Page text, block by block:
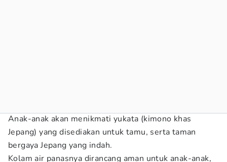
Anak-anak akan menikmati yukata (kimono khas
Jepang) yang disediakan untuk tamu, serta taman
bergaya Jepang yang indah.
Kolam air panasnya dirancang aman untuk anak-anak,